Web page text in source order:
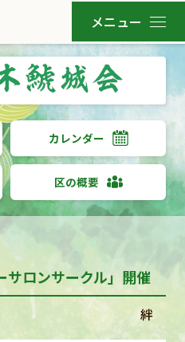
カレンダー
区の概要
ロンサークル」開催
絆